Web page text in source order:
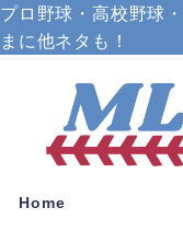
プロ野球・高校野球
まに他ネタも！
Home